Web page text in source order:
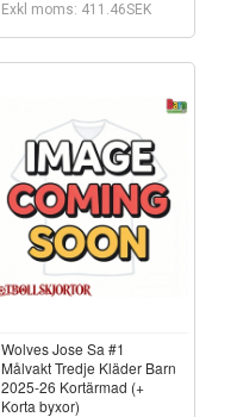
Exkl moms: 411.46SEK
Wolves Jose Sa #1
Målvakt Tredje Kläder Barn
2025-26 Kortärmad (+
Korta byxor)